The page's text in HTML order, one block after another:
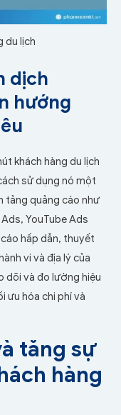
du lịch
dịch
hướng
khách hàng du lịch
sử dụng nó một
tảng quảng cáo như
YouTube Ads
hấp dẫn, thuyết
vi và địa lý của
dõi và đo lường hiệu
ưu hóa chi phí và
tăng sự
hàng